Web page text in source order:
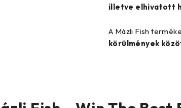
illetve elhivatott
A Mázli Fish
körülmények